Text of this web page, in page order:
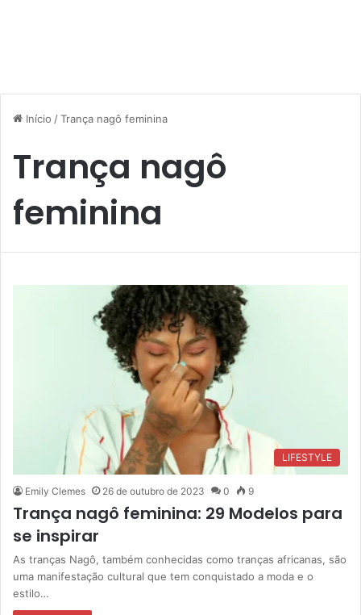
Início /Trança nagô feminina
Trança nagô
feminina
LIFESTYLE
Emily Clemes 26 de outubro de 2023 0 9
Trança nagô feminina: 29 Modelos para
se inspirar
As tranças Nagô, também conhecidas como tranças africanas, são
uma manifestação cultural que tem conquistado a moda e o
estilo…